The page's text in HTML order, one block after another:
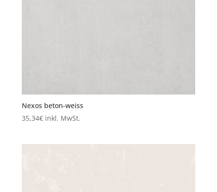
Nexos beton-weiss
35,34€ inkl. MwSt.